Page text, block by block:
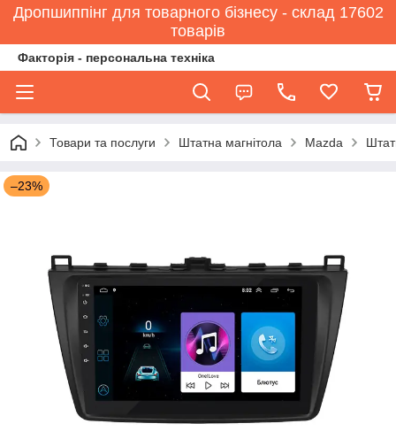
Дропшиппінг для товарного бізнесу - склад 17602
товарів
Факторія - персональна техніка
Товари та послуги Штатна магнітола Mazda
–23%